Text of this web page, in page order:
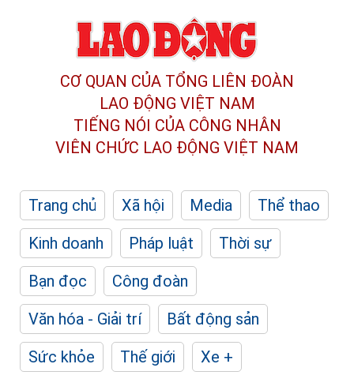
CƠ QUAN CỦA TỔNG LIÊN ĐOÀN
LAO ĐỘNG VIỆT NAM
TIẾNG NÓI CỦA CÔNG NHÂN
VIÊN CHỨC LAO ĐỘNG VIỆT NAM
Trang chủ Xã hội Media
Thể thao
Kinh doanh
Pháp luật
Thời sự
Bạn đọc
Công đoàn
Văn hóa - Giải trí
Bất động sản
Sức khỏe
Thế giới
Xe +